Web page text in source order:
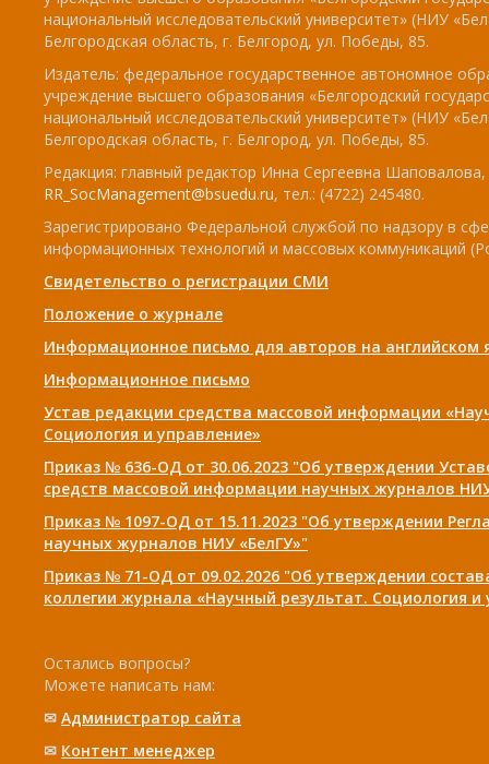
национальный исследовательский университет» (НИУ
Белгородская область, г. Белгород, ул. Победы, 85.
Издатель: федеральное государственное автономное
учреждение высшего образования «Белгородский
национальный исследовательский университет» (НИУ
Белгородская область, г. Белгород, ул. Победы, 85.
Редакция: главный редактор Инна Сергеевна
RR_SocManagement@bsuedu.ru, тел.: (4722) 245480.
Зарегистрировано Федеральной службой по надзору в
информационных технологий и массовых коммуникаций
Свидетельство о регистрации СМИ
Положение о журнале
Информационное письмо для авторов на английском
Информационное письмо
Устав редакции средства массовой информации
Социология и управление»
Приказ № 636-ОД от 30.06.2023 "Об утверждении
средств массовой информации научных журналов
Приказ № 1097-ОД от 15.11.2023 "Об утверждении
научных журналов НИУ «БелГУ»"
Приказ № 71-ОД от 09.02.2026 "Об утверждении
коллегии журнала «Научный результат. Социология и
Остались вопросы?
Можете написать нам:
✉ Администратор сайта
✉ Контент менеджер